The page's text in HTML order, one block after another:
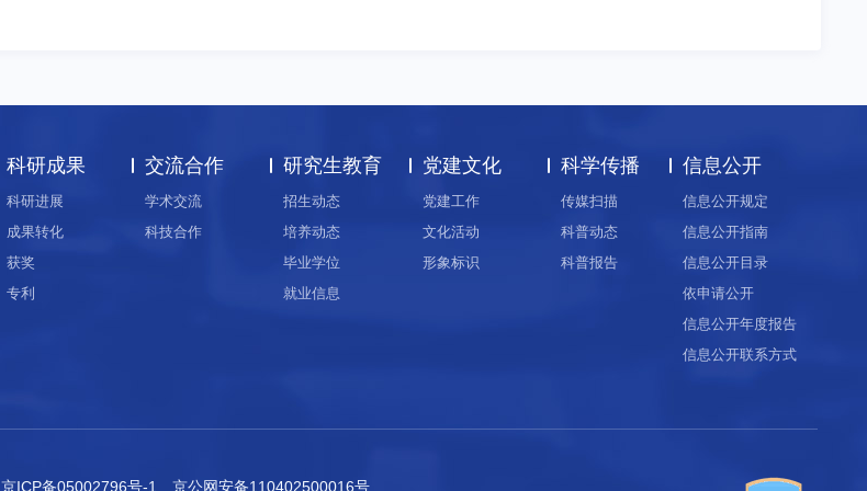
科研成果
科研进展
成果转化
获奖
专利
交流合作
学术交流
科技合作
研究生教育
招生动态
培养动态
毕业学位
就业信息
党建文化
党建工作
文化活动
形象标识
科学传播
传媒扫描
科普动态
科普报告
信息公开
信息公开规定
信息公开指南
信息公开目录
依申请公开
信息公开年度报告
信息公开联系方式
京ICP备05002796号-1 京公网安备110402500016号